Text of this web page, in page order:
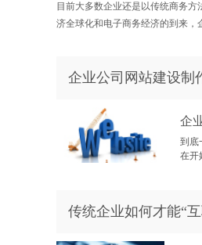
目前大多数企业还是以传统商务方
济全球化和电子商务经济的到来，
企业公司网站建设制
企
到底
在开
传统企业如何才能“互